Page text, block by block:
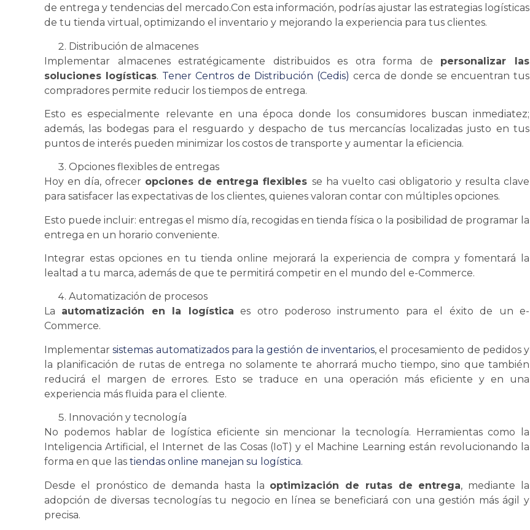
de entrega y tendencias del mercado.Con esta información, podrías ajustar las estrategias logísticas
de tu tienda virtual, optimizando el inventario y mejorando la experiencia para tus clientes.
Distribución de almacenes
Implementar almacenes estratégicamente distribuidos es otra forma de personalizar las
soluciones logísticas. Tener Centros de Distribución (Cedis) cerca de donde se encuentran tus
compradores permite reducir los tiempos de entrega.
Esto es especialmente relevante en una época donde los consumidores buscan inmediatez;
además, las bodegas para el resguardo y despacho de tus mercancías localizadas justo en tus
puntos de interés pueden minimizar los costos de transporte y aumentar la eficiencia.
Opciones flexibles de entregas
Hoy en día, ofrecer opciones de entrega flexibles se ha vuelto casi obligatorio y resulta clave
para satisfacer las expectativas de los clientes, quienes valoran contar con múltiples opciones.
Esto puede incluir: entregas el mismo día, recogidas en tienda física o la posibilidad de programar la
entrega en un horario conveniente.
Integrar estas opciones en tu tienda online mejorará la experiencia de compra y fomentará la
lealtad a tu marca, además de que te permitirá competir en el mundo del e-Commerce.
Automatización de procesos
La automatización en la logística es otro poderoso instrumento para el éxito de un e-
Commerce.
Implementarsistemas automatizados para la gestión de inventarios, el procesamiento de pedidos y
la planificación de rutas de entrega no solamente te ahorrará mucho tiempo, sino que también
reducirá el margen de errores. Esto se traduce en una operación más eficiente y en una
experiencia más fluida para el cliente.
Innovación y tecnología
No podemos hablar de
logística eficiente sin mencionar la tecnología. Herramientas como la
Inteligencia Artificial, el Internet de las Cosas (IoT) y el Machine Learning están revolucionando la
forma en que las tiendas online manejan su logística.
Desde el pronóstico de demanda hasta la optimización de rutas de entrega, mediante la
adopción de diversas tecnologías tu negocio en línea se beneficiará con una gestión más ágil y
precisa.